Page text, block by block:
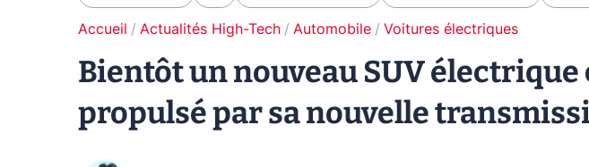
Accueil Actualités High-Tech Automobile Voitures électriques
Bientôt un nouveau SUV électrique
propulsé par sa nouvelle